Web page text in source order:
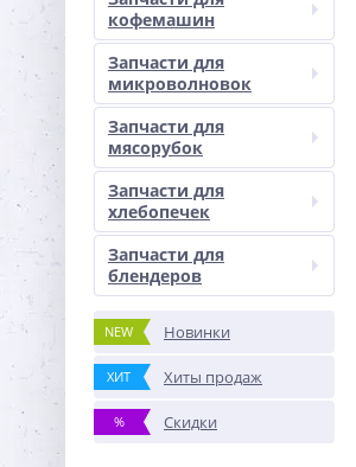
кофемашин
Запчасти для
микроволновок
Запчасти для
мясорубок
Запчасти для
хлебопечек
Запчасти для
блендеров
NEW Новинки
ХИТ Хиты продаж
% Скидки